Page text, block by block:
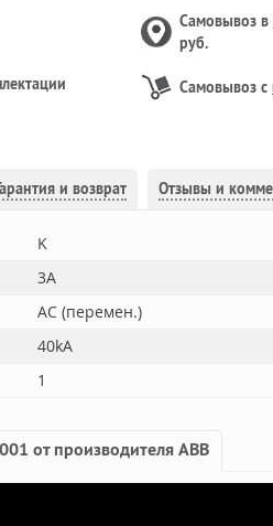
Самовывоз в
руб.
Самовывоз с
и возврат Отзывы и
K
3A
AC (перемен.)
40kA
1
от производителя ABB